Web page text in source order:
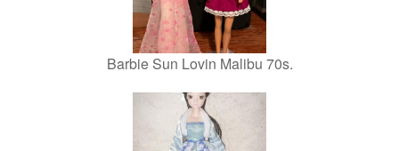
Barbie Sun Lovin Malibu 70s.